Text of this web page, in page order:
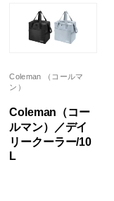
Coleman （コールマ
ン）
Coleman（コー
ルマン）／デイ
リークーラー/10
L